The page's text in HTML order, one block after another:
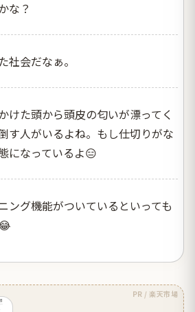
な？
社会だなぁ。
けた頭から頭皮の匂いが漂ってく
す人がいるよね。もし仕切りがな
になっているよ😑
ング機能がついているといっても
PR / 楽天市場